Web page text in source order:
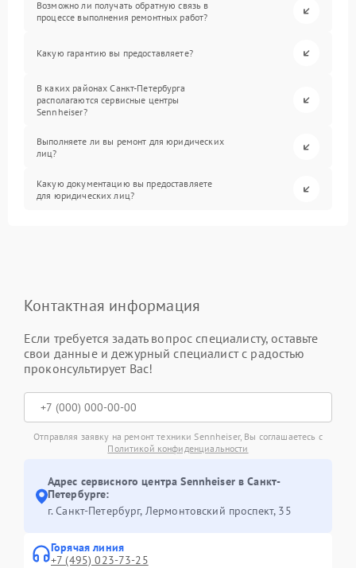
Возможно ли получать обратную связь в
процессе выполнения ремонтных работ?
Какую гарантию вы предоставляете?
В каких районах Санкт-Петербурга
располагаются сервисные центры
Sennheiser?
Выполняете ли вы ремонт для юридических
лиц?
Какую документацию вы предоставляете
для юридических лиц?
Контактная информация
Если требуется задать вопрос специалисту, оставьте
свои данные и дежурный специалист с радостью
проконсультирует Вас!
Отправляя заявку на ремонт техники Sennheiser, Вы соглашаетесь с
Политикой конфиденциальности
Адрес сервисного центра Sennheiser в Санкт-
Петербурге:
г. Санкт-Петербург, Лермонтовский проспект, 35
Горячая линия
+7 (495) 023-73-25